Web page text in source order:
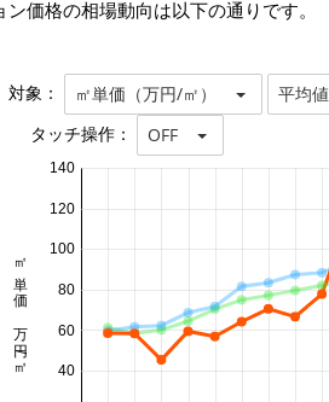
ン価格の相場動向は以下の通りです。
対象： ㎡単価（万円/㎡） 平均値
タッチ操作： OFF
40
60
80
100
120
140
㎡単価 万円/㎡